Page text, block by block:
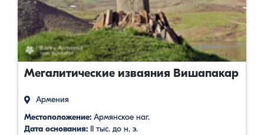
Мегалитические изваяния Вишапакар
Армения
Местоположение: Армянское наг.
Дата основания: II тыс. до н. э.